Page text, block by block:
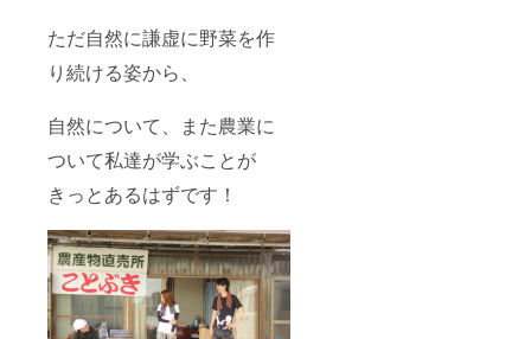
ただ自然に謙虚に野菜を作
り続ける姿から、
自然について、また農業に
ついて私達が学ぶことが
きっとあるはずです！